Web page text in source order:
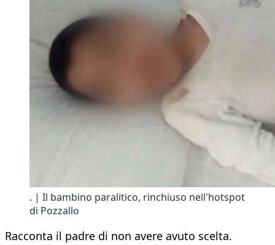
. | Il bambino paralitico, rinchiuso nell'hotspot
di Pozzallo
Racconta il padre di non avere avuto scelta.